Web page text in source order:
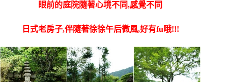
眼前的庭院隨著心境不同,感覺不同
日式老房子,伴隨著徐徐午后微風,好有fu哦!!!